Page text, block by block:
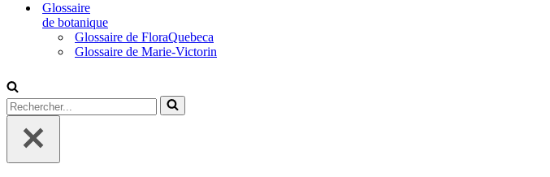
Glossaire
de botanique
Glossaire de FloraQuebeca
Glossaire de Marie-Victorin
Rechercher...